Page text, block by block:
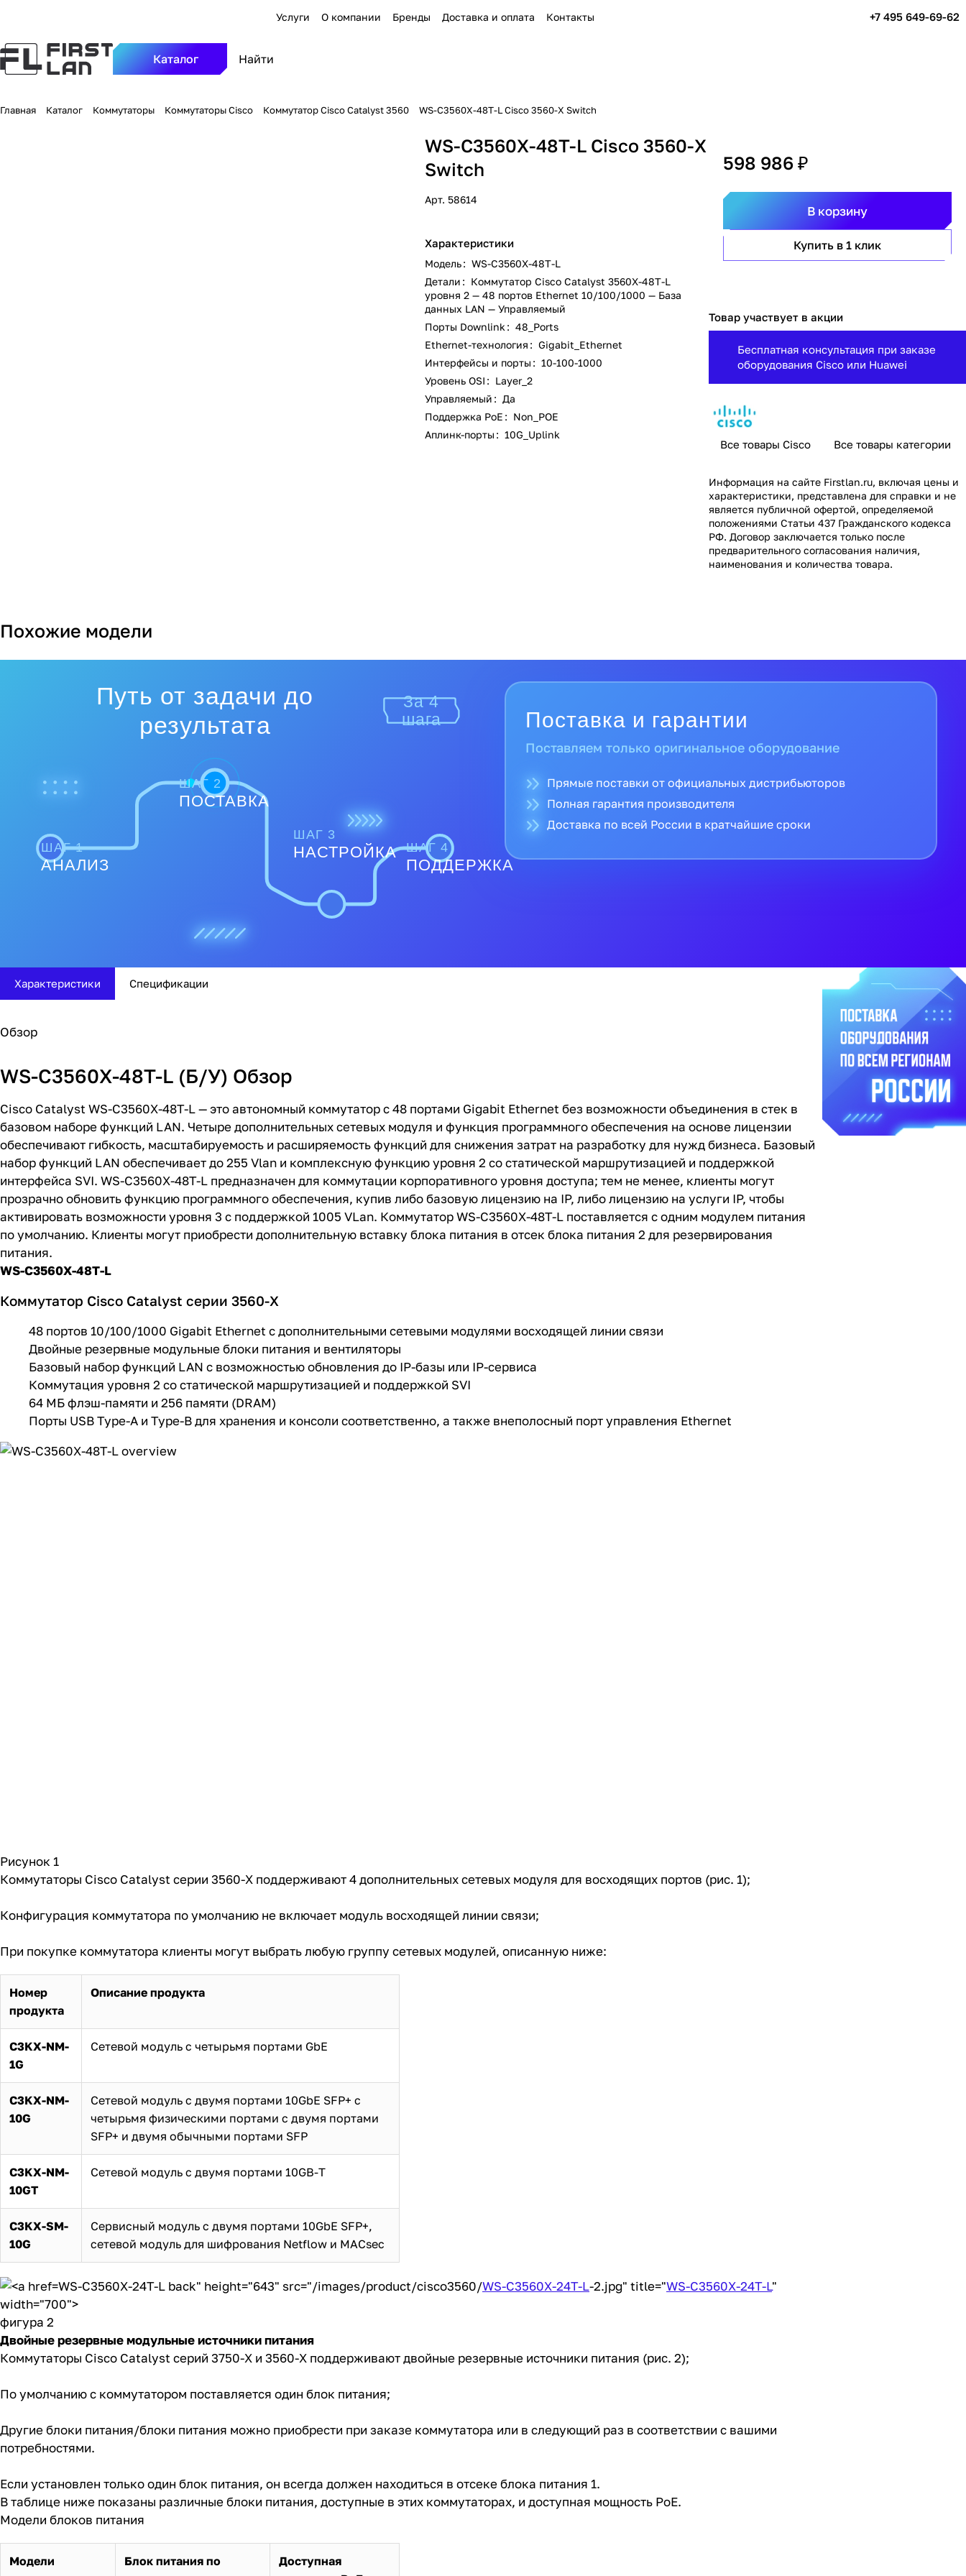
Услуги О компании Бренды Доставка и оплата Контакты +7 495 649-69-62
Каталог
Главная Каталог Коммутаторы Коммутаторы Cisco Коммутатор Cisco Catalyst 3560 WS-C3560X-48T-L Cisco 3560-X Switch
WS-C3560X-48T-L Cisco 3560-X
Switch
Арт. 58614
Характеристики
Модель: WS-C3560X-48T-L
Детали: Коммутатор Cisco Catalyst 3560X-48T-L
уровня 2 — 48 портов Ethernet 10/100/1000 — База
данных LAN — Управляемый
Порты Downlink: 48_Ports
Ethernet-технология: Gigabit_Ethernet
Интерфейсы и порты: 10-100-1000
Уровень OSI: Layer_2
Управляемый: Да
Поддержка PoE: Non_POE
Аплинк-порты: 10G_Uplink
598 986 ₽
В корзину
Купить в 1 клик
Товар участвует в акции
Бесплатная консультация при заказе
оборудования Cisco или Huawei
Все товары Cisco Все товары категории
Информация на сайте Firstlan.ru, включая цены и
характеристики, представлена для справки и не
является публичной офертой, определяемой
положениями Статьи 437 Гражданского кодекса
РФ. Договор заключается только после
предварительного согласования наличия,
наименования и количества товара.
Похожие модели
Путь от задачи до
результата
За 4
шага
ШАГ 1
АНАЛИЗ
ШАГ 2
ПОСТАВКА
ШАГ 3
НАСТРОЙКА ШАГ 4
ПОДДЕРЖКА
Поставка и гарантии
Поставляем только оригинальное оборудование
Прямые поставки от официальных дистрибьюторов
Полная гарантия производителя
Доставка по всей России в кратчайшие сроки
Характеристики Спецификации
Обзор
WS-C3560X-48T-L (Б/У) Обзор
Cisco Catalyst WS-C3560X-48T-L — это автономный коммутатор с 48 портами Gigabit Ethernet без возможности объединения в стек в
базовом наборе функций LAN. Четыре дополнительных сетевых модуля и функция программного обеспечения на основе лицензии
обеспечивают гибкость, масштабируемость и расширяемость функций для снижения затрат на разработку для нужд бизнеса. Базовый
набор функций LAN обеспечивает до 255 Vlan и комплексную функцию уровня 2 со статической маршрутизацией и поддержкой
интерфейса SVI. WS-C3560X-48T-L предназначен для коммутации корпоративного уровня доступа; тем не менее, клиенты могут
прозрачно обновить функцию программного обеспечения, купив либо базовую лицензию на IP, либо лицензию на услуги IP, чтобы
активировать возможности уровня 3 с поддержкой 1005 VLan. Коммутатор WS-C3560X-48T-L поставляется с одним модулем питания
по умолчанию. Клиенты могут приобрести дополнительную вставку блока питания в отсек блока питания 2 для резервирования
питания.
WS-C3560X-48T-L
Коммутатор Cisco Catalyst серии 3560-X
48 портов 10/100/1000 Gigabit Ethernet с дополнительными сетевыми модулями восходящей линии связи
Двойные резервные модульные блоки питания и вентиляторы
Базовый набор функций LAN с возможностью обновления до IP-базы или IP-сервиса
Коммутация уровня 2 со статической маршрутизацией и поддержкой SVI
64 МБ флэш-памяти и 256 памяти (DRAM)
Порты USB Type-A и Type-B для хранения и консоли соответственно, а также внеполосный порт управления Ethernet
Рисунок 1
Коммутаторы Cisco Catalyst серии 3560-X поддерживают 4 дополнительных сетевых модуля для восходящих портов (рис. 1);
Конфигурация коммутатора по умолчанию не включает модуль восходящей линии связи;
При покупке коммутатора клиенты могут выбрать любую группу сетевых модулей, описанную ниже:
Номер
продукта
Описание продукта
C3KX-NM-
1G
Сетевой модуль с четырьмя портами GbE
C3KX-NM-
10G
Сетевой модуль с двумя портами 10GbE SFP+ с
четырьмя физическими портами с двумя портами
SFP+ и двумя обычными портами SFP
C3KX-NM-
10GT
Сетевой модуль с двумя портами 10GB-T
C3KX-SM-
10G
Сервисный модуль с двумя портами 10GbE SFP+,
сетевой модуль для шифрования Netflow и MACsec
WS-C3560X-24T-L back" height="643" src="/images/product/cisco3560/WS-C3560X-24T-L-2.jpg" title="WS-C3560X-24T-L"
width="700">
фигура 2
Двойные резервные модульные источники питания
Коммутаторы Cisco Catalyst серий 3750-X и 3560-X поддерживают двойные резервные источники питания (рис. 2);
По умолчанию с коммутатором поставляется один блок питания;
Другие блоки питания/блоки питания можно приобрести при заказе коммутатора или в следующий раз в соответствии с вашими
потребностями.
Если установлен только один блок питания, он всегда должен находиться в отсеке блока питания 1.
В таблице ниже показаны различные блоки питания, доступные в этих коммутаторах, и доступная мощность PoE.
Модели блоков питания
Модели
Блок питания по
Доступная